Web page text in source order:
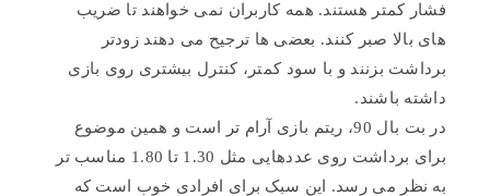
فشار کمتر هستند. همه کاربران نمی خواهند تا ضریب
های بالا صبر کنند. بعضی ها ترجیح می دهند زودتر
برداشت بزنند و با سود کمتر، کنترل بیشتری روی بازی
داشته باشند.
در بت بال 90، ریتم بازی آرام تر است و همین موضوع
برای برداشت روی عددهایی مثل 1.30 تا 1.80 مناسب تر
به نظر می رسد. این سبک برای افرادی خوب است که